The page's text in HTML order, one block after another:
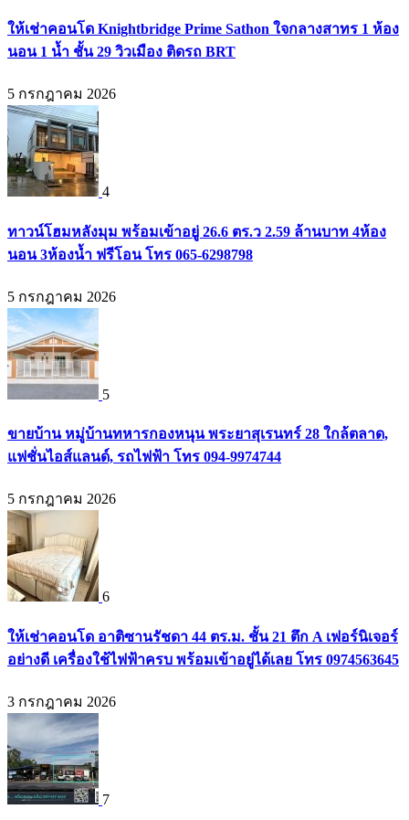
ให้เช่าคอนโด Knightbridge Prime Sathon ใจกลางสาทร 1 ห้อง
นอน 1 น้ำ ชั้น 29 วิวเมือง ติดรถ BRT
5 กรกฎาคม 2026
4
ทาวน์โฮมหลังมุม พร้อมเข้าอยู่ 26.6 ตร.ว 2.59 ล้านบาท 4ห้อง
นอน 3ห้องน้ำ ฟรีโอน โทร 065-6298798
5 กรกฎาคม 2026
5
ขายบ้าน หมู่บ้านทหารกองหนุน พระยาสุเรนทร์ 28 ใกล้ตลาด,
แฟชั่นไอส์แลนด์, รถไฟฟ้า โทร 094-9974744
5 กรกฎาคม 2026
6
ให้เช่าคอนโด อาติซานรัชดา 44 ตร.ม. ชั้น 21 ตึก A เฟอร์นิเจอร์
อย่างดี เครื่องใช้ไฟฟ้าครบ พร้อมเข้าอยู่ได้เลย โทร 0974563645
3 กรกฎาคม 2026
7